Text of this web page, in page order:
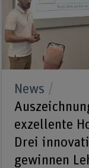
News
exzellente
Drei
gewinnen